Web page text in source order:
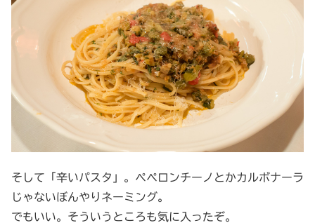
そして「辛いパスタ」。ペペロンチーノとかカルボナーラ
じゃないぼんやりネーミング。
でもいい。そういうところも気に入ったぞ。